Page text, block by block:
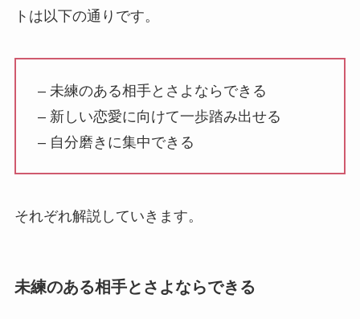
トは以下の通りです。
– 未練のある相手とさよならできる
– 新しい恋愛に向けて一歩踏み出せる
– 自分磨きに集中できる
それぞれ解説していきます。
未練のある相手とさよならできる